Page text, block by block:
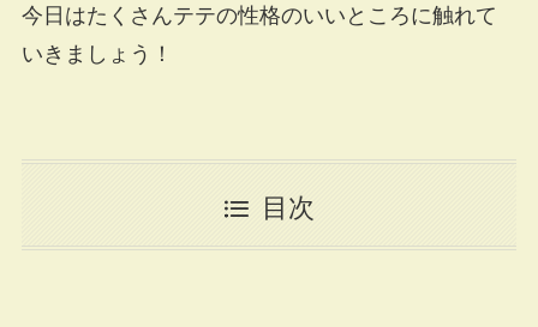
今日はたくさんテテの性格のいいところに触れて
いきましょう！
目次